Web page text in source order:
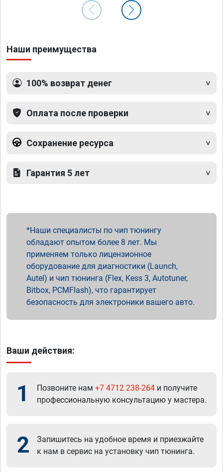
Наши преимущества
100% возврат денег
Оплата после проверки
Сохранение ресурса
Гарантия 5 лет
Наши специалисты по чип тюнингу
обладают опытом более 8 лет. Мы
применяем только лицензионное
оборудование для диагностики (Launch,
Autel) и чип тюнинга (Flex, Kess 3, Autotuner,
Bitbox, PCMFlash), что гарантирует
безопасность для электроники вашего авто.
Ваши действия:
1 Позвоните нам +7 4712 238-264 и получите
профессиональную консультацию у мастера.
2
Запишитесь на удобное время и приезжайте
к нам в сервис на установку чип тюнинга.